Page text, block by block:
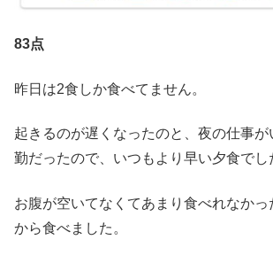
83点
昨日は2食しか食べてません。
起きるのが遅くなったのと、夜の仕事が
勤だったので、いつもより早い夕食でし
お腹が空いてなくてあまり食べれなかっ
から食べました。